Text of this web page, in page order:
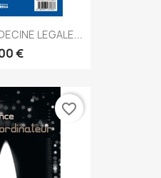
LEGALE...
€
favorite_border